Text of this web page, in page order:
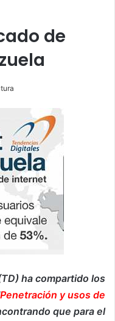
de
ha compartido los
Penetración y usos de
que para el